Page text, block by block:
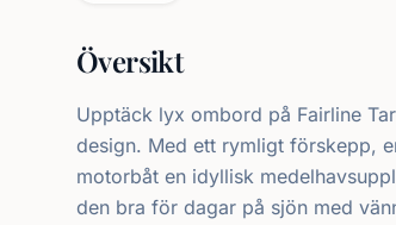
Översikt
Upptäck lyx ombord på Fairline
design. Med ett rymligt förskepp,
motorbåt en idyllisk
den bra för dagar på sjön med